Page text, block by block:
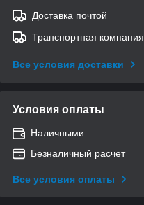
Доставка почтой
Транспортная компания
Все условия доставки
Условия оплаты
Наличными
Безналичный расчет
Все условия оплаты